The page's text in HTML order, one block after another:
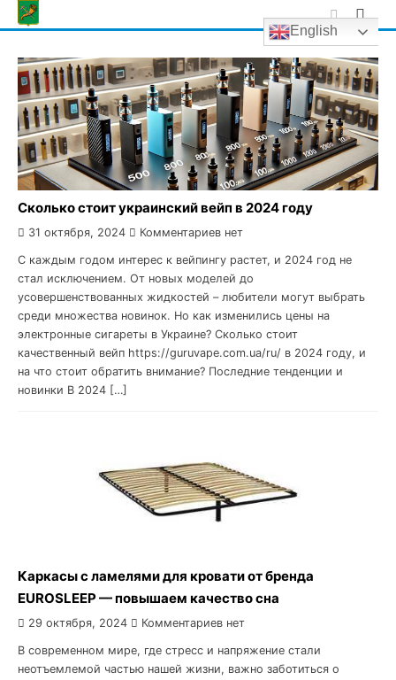
Skip
to
Сколько стоит украинский вейп в 2024 году
31 октября, 2024 Комментариев нет
С каждым годом интерес к вейпингу растет, и 2024 год не
стал исключением. От новых моделей до
усовершенствованных жидкостей – любители могут выбрать
среди множества новинок. Но как изменились цены на
электронные сигареты в Украине? Сколько стоит
качественный вейп https://guruvape.com.ua/ru/ в 2024 году, и
на что стоит обратить внимание? Последние тенденции и
новинки В 2024 […]
Каркасы с ламелями для кровати от бренда
EUROSLEEP — повышаем качество сна
29 октября, 2024 Комментариев нет
В современном мире, где стресс и напряжение стали
неотъемлемой частью нашей жизни, важно заботиться о
English